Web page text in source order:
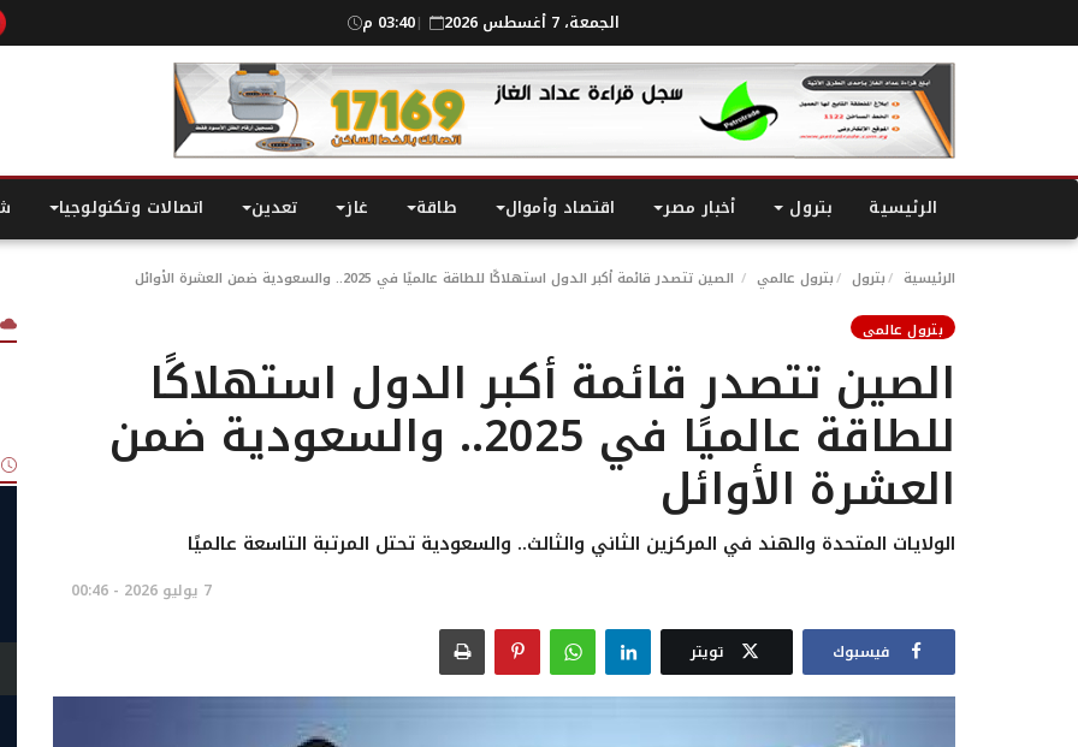
الجمعة، 7 أغسطس 2026 |03:40 م
الرئيسية بترول أخبار مصر اقتصاد وأموال طاقة غاز تعدين اتصالات وتكنولوجيا
الرئيسية بترول بترول عالمي الصين تتصدر قائمة أكبر الدول استهلاكًا للطاقة عالميًا في 2025.. والسعودية ضمن العشرة الأوائل
بترول عالمي
الصين تتصدر قائمة أكبر الدول استهلاكًا
للطاقة عالميًا في 2025.. والسعودية ضمن
العشرة الأوائل
الولايات المتحدة والهند في المركزين الثاني والثالث.. والسعودية تحتل المرتبة التاسعة عالميًا
7 يوليو 2026 - 00:46
فيسبوك تويتر